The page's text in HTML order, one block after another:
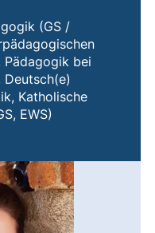
(GS /
Pädagogik bei
Deutsch(e)
Katholische
EWS)